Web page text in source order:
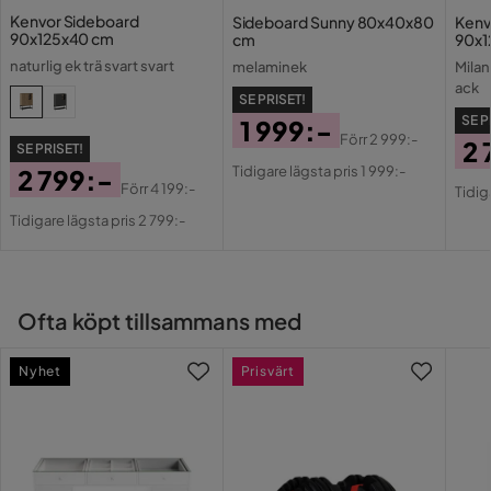
Övrigt
Färg Svart,Natur
Rektangulär
Färgnamn naturlig ek svart
Färg ben
Kenvor Sideboard
90x125x40 cm
naturlig ek trä svart svart
SE PRISET!
Pris
2 799:-
Original
Förr4 199:-
Tidigare lägsta pris 2 799:-
Sideboard Sunny 80x40x80
cm
melaminek
SE PRISET!
Pris
1 999:-
Original
Förr2 999:-
Tidigare lägsta pris 1 999:-
ack
SE
2
Ofta köpt tillsammans med
Nyhet Prisvärt